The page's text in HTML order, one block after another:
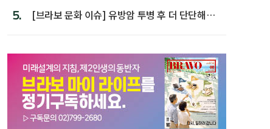
5.
[브라보 문화 이슈] 유방암 투병 후 더 단단해진